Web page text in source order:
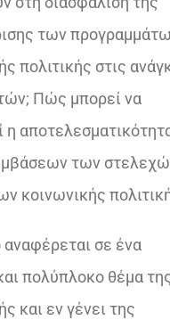
των
πολιτικής στις
Πώς μπορεί να
η
των
κοινωνικής
αναφέρεται σε ένα
πολύπλοκο θέμα
και εν γένει της